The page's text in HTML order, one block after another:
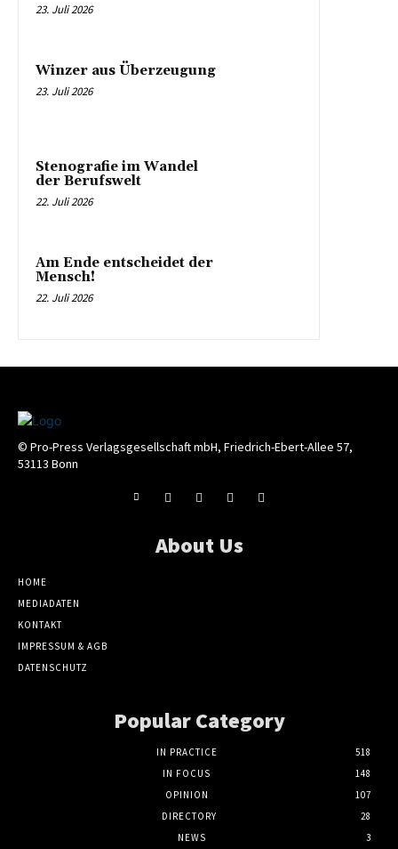
23. Juli 2026
Winzer aus Überzeugung
23. Juli 2026
Stenografie im Wandel
der Berufswelt
22. Juli 2026
Am Ende entscheidet der
Mensch!
22. Juli 2026
© Pro-Press Verlagsgesellschaft mbH, Friedrich-Ebert-Allee 57,
53113 Bonn
About Us
HOME
MEDIADATEN
KONTAKT
IMPRESSUM & AGB
DATENSCHUTZ
Popular Category
IN PRACTICE
518
IN FOCUS
148
OPINION
107
DIRECTORY
28
NEWS
3